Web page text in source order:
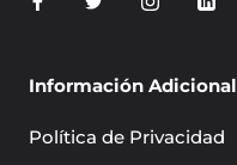
Información Adicional
Política de Privacidad